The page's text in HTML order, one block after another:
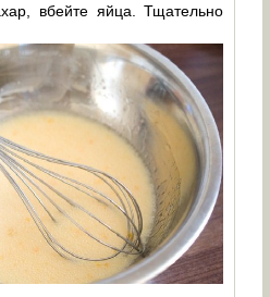
вбейте яйца. Тщательно